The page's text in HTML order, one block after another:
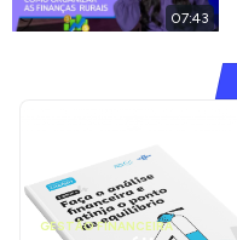
07:43
GESTÃO FINANCEIRA